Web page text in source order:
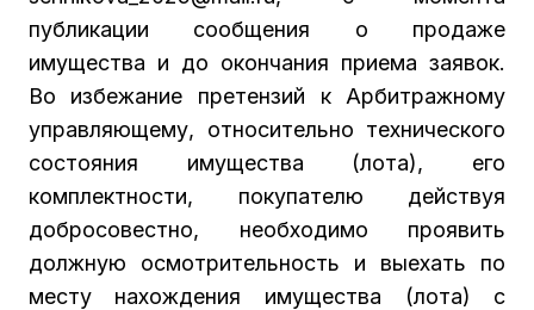
публикации сообщения о продаже
имущества и до окончания приема заявок.
Во избежание претензий к Арбитражному
управляющему, относительно технического
состояния имущества (лота), его
комплектности, покупателю действуя
добросовестно, необходимо проявить
должную осмотрительность и выехать по
месту нахождения имущества (лота) с